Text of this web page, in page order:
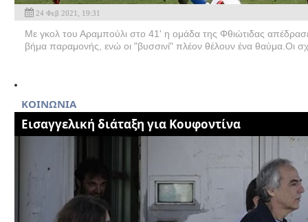
24 Φεβ 2021, 19:31
Με γκολ του Αραμπούλι στο 41' η ομάδα της Φθιώτιδας
βήμα παραμονής, ενώ οι "βυσσινί" πλέον θέλουν ένα θαύμα.Οι
ΚΟΙΝΩΝΙΑ
Εισαγγελική διάταξη για Κουφοντίνα